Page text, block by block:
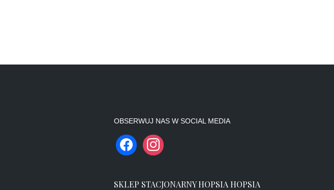
OBSERWUJ NAS W SOCIAL MEDIA
SKLEP STACJONARNY HOPSIA HOPSIA